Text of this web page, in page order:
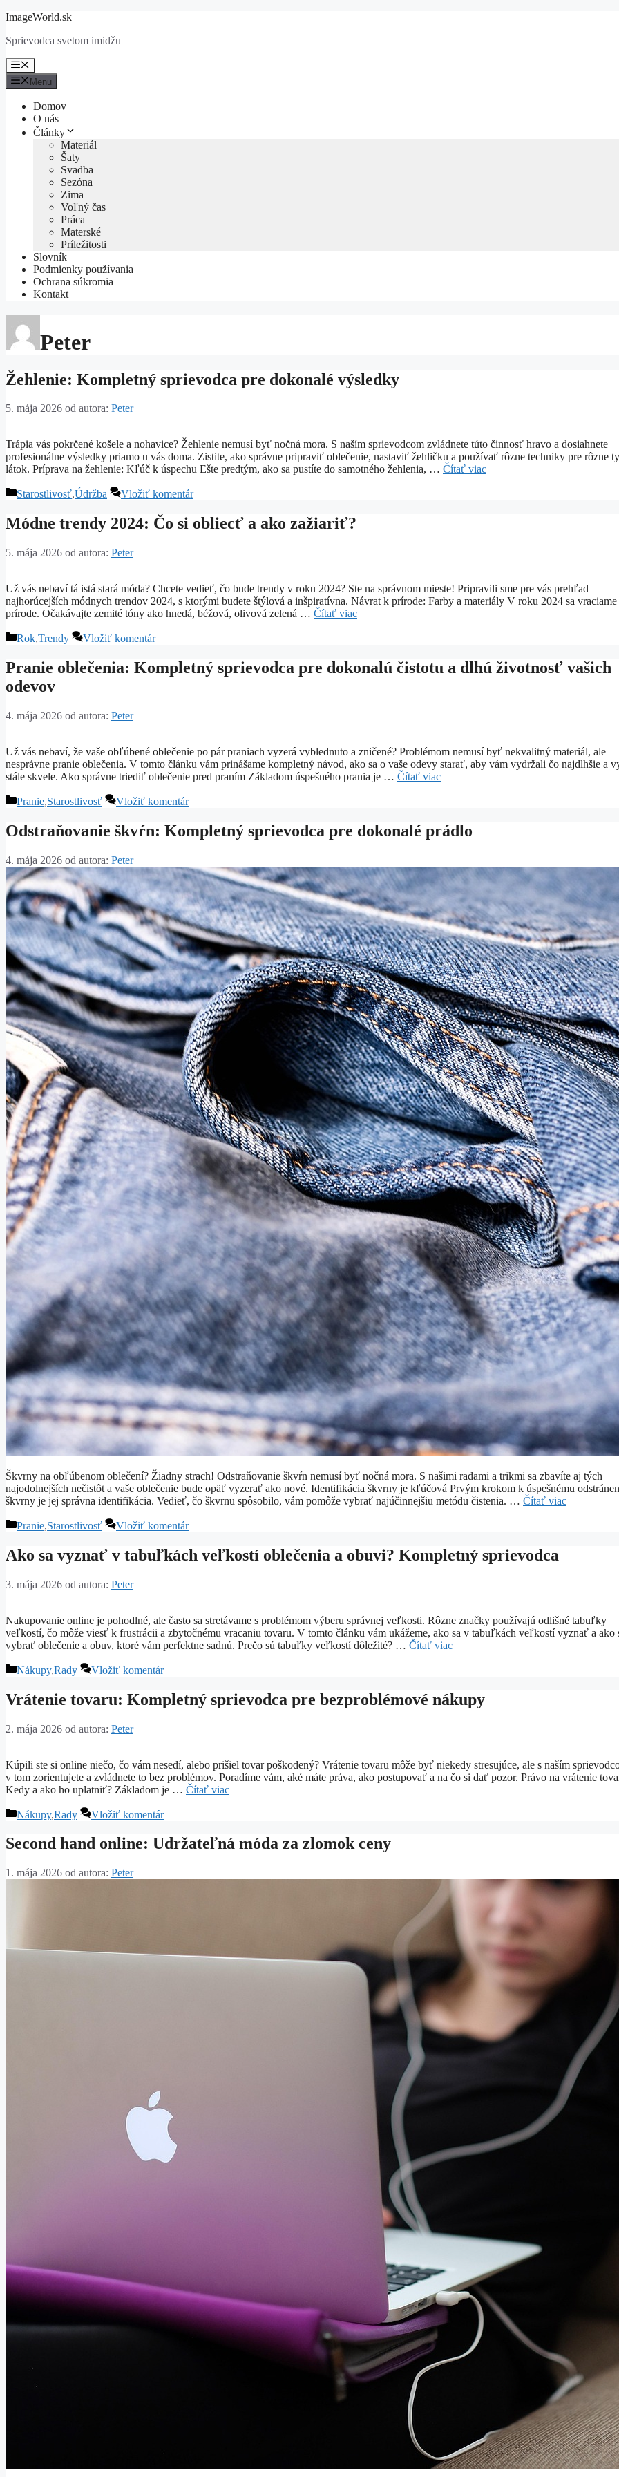
Preskočiť
obsah
ImageWorld.sk
Sprievodca svetom imidžu
Menu
Menu
Domov
O nás
Články
Materiál
Šaty
Svadba
Sezóna
Zima
Voľný čas
Práca
Materské
Príležitosti
Slovník
Podmienky používania
Ochrana súkromia
Kontakt
Peter
Žehlenie: Kompletný sprievodca pre dokonalé výsledky
5. mája 2026 od autora: Peter
Trápia vás pokrčené košele a nohavice? Žehlenie nemusí byť nočná mora. S naším sprievodcom zvládnete túto činnosť hravo a dosiahnete
profesionálne výsledky priamo u vás doma. Zistite, ako správne pripraviť oblečenie, nastaviť žehličku a používať rôzne techniky pre rôzne
látok. Príprava na žehlenie: Kľúč k úspechu Ešte predtým, ako sa pustíte do samotného žehlenia, … Čítať viac
Kategórie
Starostlivosť,Údržba Vložiť komentár
Módne trendy 2024: Čo si obliecť a ako zažiariť?
5. mája 2026 od autora: Peter
Už vás nebaví tá istá stará móda? Chcete vedieť, čo bude trendy v roku 2024? Ste na správnom mieste! Pripravili sme pre vás prehľad
najhorúcejších módnych trendov 2024, s ktorými budete štýlová a inšpiratívna. Návrat k prírode: Farby a materiály V roku 2024 sa
prírode. Očakávajte zemité tóny ako hnedá, béžová, olivová zelená … Čítať viac
Kategórie
Rok,Trendy Vložiť komentár
Pranie oblečenia: Kompletný sprievodca pre dokonalú čistotu a dlhú životnosť vašich
odevov
4. mája 2026 od autora: Peter
Už vás nebaví, že vaše obľúbené oblečenie po pár praniach vyzerá vyblednuto a zničené? Problémom nemusí byť nekvalitný materiál, ale
nesprávne pranie oblečenia. V tomto článku vám prinášame kompletný návod, ako sa o vaše odevy starať, aby vám vydržali čo najdlhšie a
stále skvele. Ako správne triediť oblečenie pred praním Základom úspešného prania je … Čítať viac
Kategórie
Pranie,Starostlivosť Vložiť komentár
Odstraňovanie škvŕn: Kompletný sprievodca pre dokonalé prádlo
4. mája 2026 od autora: Peter
Škvrny na obľúbenom oblečení? Žiadny strach! Odstraňovanie škvŕn nemusí byť nočná mora. S našimi radami a trikmi sa zbavíte aj tých
najodolnejších nečistôt a vaše oblečenie bude opäť vyzerať ako nové. Identifikácia škvrny je kľúčová Prvým krokom k úspešnému
škvrny je jej správna identifikácia. Vedieť, čo škvrnu spôsobilo, vám pomôže vybrať najúčinnejšiu metódu čistenia. … Čítať viac
Kategórie
Pranie,Starostlivosť Vložiť komentár
Ako sa vyznať v tabuľkách veľkostí oblečenia a obuvi? Kompletný sprievodca
3. mája 2026 od autora: Peter
Nakupovanie online je pohodlné, ale často sa stretávame s problémom výberu správnej veľkosti. Rôzne značky používajú odlišné tabuľky
veľkostí, čo môže viesť k frustrácii a zbytočnému vracaniu tovaru. V tomto článku vám ukážeme, ako sa v tabuľkách veľkostí vyznať a ako
vybrať oblečenie a obuv, ktoré vám perfektne sadnú. Prečo sú tabuľky veľkostí dôležité? … Čítať viac
Kategórie
Nákupy,Rady Vložiť komentár
Vrátenie tovaru: Kompletný sprievodca pre bezproblémové nákupy
2. mája 2026 od autora: Peter
Kúpili ste si online niečo, čo vám nesedí, alebo prišiel tovar poškodený? Vrátenie tovaru môže byť niekedy stresujúce, ale s naším
v tom zorientujete a zvládnete to bez problémov. Poradíme vám, aké máte práva, ako postupovať a na čo si dať pozor. Právo na vrátenie
Kedy a ako ho uplatniť? Základom je … Čítať viac
Kategórie
Nákupy,Rady Vložiť komentár
Second hand online: Udržateľná móda za zlomok ceny
1. mája 2026 od autora: Peter